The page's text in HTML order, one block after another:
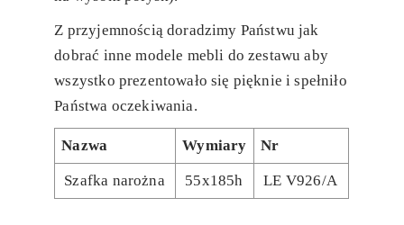
Z przyjemnością doradzimy Państwu jak
dobrać inne modele mebli do zestawu aby
wszystko prezentowało się pięknie i spełniło
Państwa oczekiwania.
Nazwa Wymiary Nr
Szafka narożna 55x185h LE V926/A